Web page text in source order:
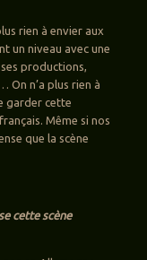
rien à envier aux
un niveau avec une
productions,
On n’a plus rien à
garder cette
Même si nos
que la scène
cette scène